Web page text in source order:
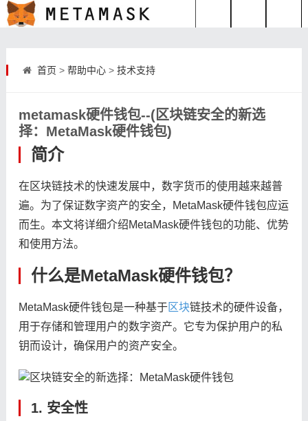
首页 > 帮助中心> 技术支持
metamask硬件钱包--(区块链安全的新选
择：MetaMask硬件钱包)
简介
在区块链技术的快速发展中，数字货币的使用越来越普
遍。为了保证数字资产的安全，MetaMask硬件钱包应运
而生。本文将详细介绍MetaMask硬件钱包的功能、优势
和使用方法。
什么是MetaMask硬件钱包？
MetaMask硬件钱包是一种基于区块链技术的硬件设备，
用于存储和管理用户的数字资产。它专为保护用户的私
钥而设计，确保用户的资产安全。
1. 安全性